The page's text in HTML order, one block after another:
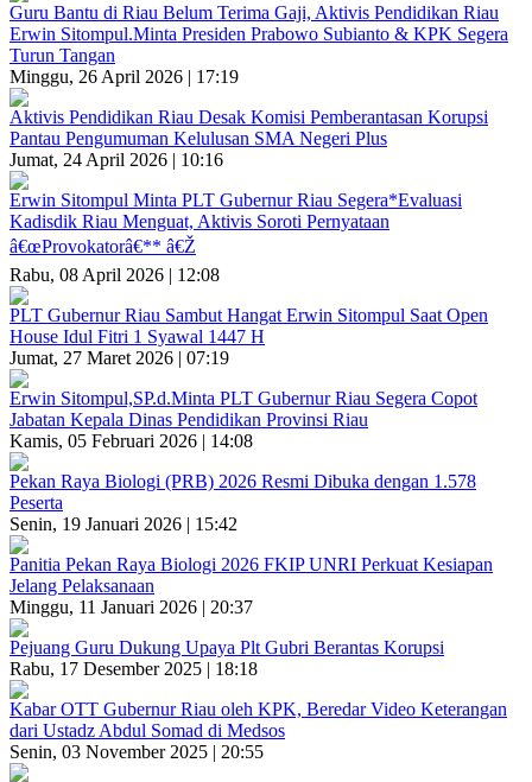
Guru Bantu di Riau Belum Terima Gaji, Aktivis Pendidikan Riau
Erwin Sitompul.Minta Presiden Prabowo Subianto & KPK Segera
Turun Tangan
Minggu, 26 April 2026 | 17:19
Aktivis Pendidikan Riau Desak Komisi Pemberantasan Korupsi
Pantau Pengumuman Kelulusan SMA Negeri Plus
Jumat, 24 April 2026 | 10:16
Erwin Sitompul Minta PLT Gubernur Riau Segera*Evaluasi
Kadisdik Riau Menguat, Aktivis Soroti Pernyataan
â€œProvokatorâ€** â€Ž
Rabu, 08 April 2026 | 12:08
PLT Gubernur Riau Sambut Hangat Erwin Sitompul Saat Open
House Idul Fitri 1 Syawal 1447 H
Jumat, 27 Maret 2026 | 07:19
Erwin Sitompul,SP.d.Minta PLT Gubernur Riau Segera Copot
Jabatan Kepala Dinas Pendidikan Provinsi Riau
Kamis, 05 Februari 2026 | 14:08
Pekan Raya Biologi (PRB) 2026 Resmi Dibuka dengan 1.578
Peserta
Senin, 19 Januari 2026 | 15:42
Panitia Pekan Raya Biologi 2026 FKIP UNRI Perkuat Kesiapan
Jelang Pelaksanaan
Minggu, 11 Januari 2026 | 20:37
Pejuang Guru Dukung Upaya Plt Gubri Berantas Korupsi
Rabu, 17 Desember 2025 | 18:18
Kabar OTT Gubernur Riau oleh KPK, Beredar Video Keterangan
dari Ustadz Abdul Somad di Medsos
Senin, 03 November 2025 | 20:55